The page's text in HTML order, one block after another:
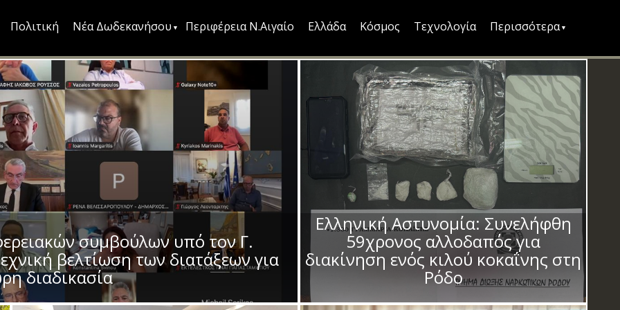
Πολιτική Νέα Δωδεκανήσου Περιφέρεια Ν.Αιγαίο Ελλάδα Κόσμος Τεχνολογία Περισσότερα
συμβούλων υπό τον Γ.
βελτίωση των διατάξεων για
διαδικασία
Ελληνική Αστυνομία: Συνελήφθη
59χρονος αλλοδαπός για
διακίνηση ενός κιλού κοκαΐνης στη
Ρόδο